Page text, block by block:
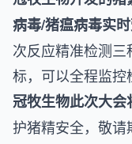
病毒/猪瘟病毒实
次反应精准检测
标，可以全程监控
冠牧生物此次大
护猪精安全，敬请